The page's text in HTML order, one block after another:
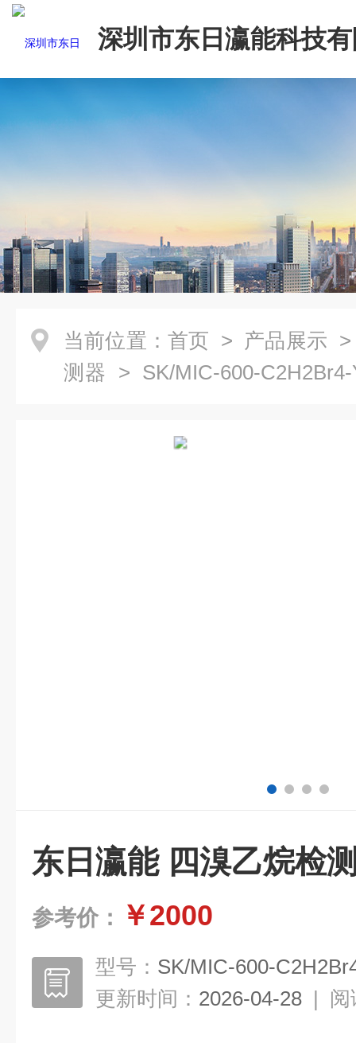
深圳市东日瀛能科技
当前位置： 首页 > 产品展示
测器 > SK/MIC-600-
东日瀛能 四溴乙烷检
参考价： ￥2000
型号： SK/MIC-600-
更新时间： 2026-04-28 | 阅